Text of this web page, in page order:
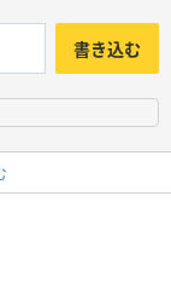
書き込む